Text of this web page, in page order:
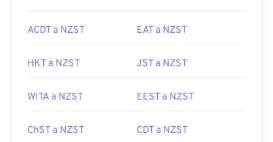
ACDT a NZST EAT a NZST
HKT a NZST JST a NZST
WITA a NZST EEST a NZST
ChST a NZST CDT a NZST